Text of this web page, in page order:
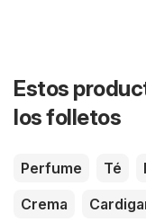
Estos
los folletos
Perfume Té
Crema